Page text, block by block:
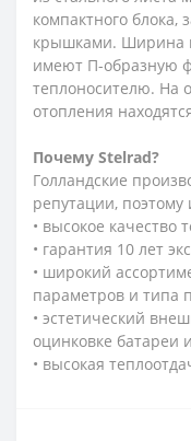
компактного
крышками. Ширина
имеют П-образную
теплоносителю. На
отопления
Почему Stelrad?
Голландские
репутации,
• высокое качество
• гарантия 10 лет
• широкий
параметров и типа
• эстетический
оцинковке батареи
• высокая